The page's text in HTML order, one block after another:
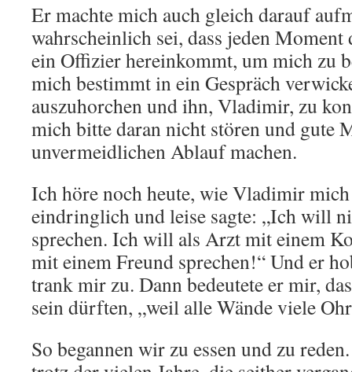
Er machte mich auch gleich darauf
wahrscheinlich sei, dass jeden
ein Offizier hereinkommt, um mich zu
mich bestimmt in ein Gespräch
auszuhorchen und ihn, Vladimir, zu
mich bitte daran nicht stören und gute
unvermeidlichen Ablauf machen.
Ich höre noch heute, wie Vladimir
eindringlich und leise sagte: „Ich will
sprechen. Ich will als Arzt mit einem
mit einem Freund sprechen!“ Und er
trank mir zu. Dann bedeutete er mir,
sein dürften, „weil alle Wände viele
So begannen wir zu essen und zu